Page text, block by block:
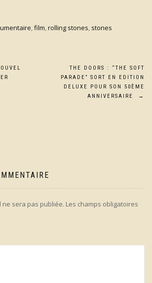
,film,rolling stones, stones
THE DOORS : “THE SOFT
PARADE” SORT EN EDITION
DELUXE POUR SON 50ÈME
ANNIVERSAIRE
→
sera pas publiée. Les champs obligatoires